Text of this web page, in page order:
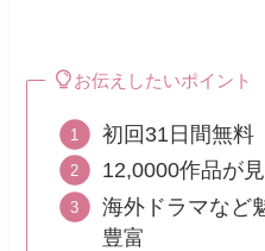
お伝えしたいポイント
初回31日間無料
12,0000作品が
海外ドラマなど
豊富